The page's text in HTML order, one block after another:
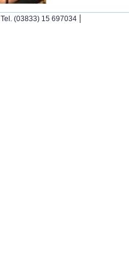
Tel. (03833) 15 697034 |